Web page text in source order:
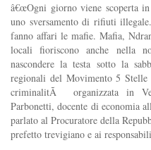
â€œOgni giorno viene scoperta
uno sversamento di rifiuti
fanno affari le mafie. Mafia,
locali fioriscono anche nella
nascondere la testa sotto la
regionali del Movimento 5
criminalitÃ organizzata in
Parbonetti, docente di economia
parlato al Procuratore della
prefetto trevigiano e ai